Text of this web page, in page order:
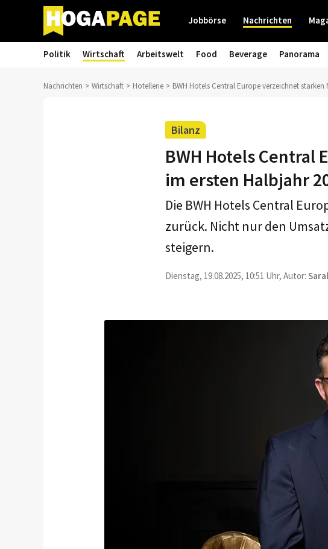
Jobbörse Nachrichten
Politik Wirtschaft Arbeitswelt Food Beverage Panorama
Nachrichten Wirtschaft Hotellerie BWH Hotels Central Europe verzeichnet
Bilanz
BWH Hotels
im ersten Halbjahr
Die BWH Hotels Central
zurück. Nicht nur den
steigern.
Dienstag, 19.08.2025, 10:51 Uhr, Autor: